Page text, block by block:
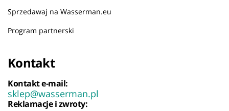
Sprzedawaj na Wasserman.eu
Program partnerski
Kontakt
Kontakt e-mail:
sklep@wasserman.pl
Reklamacje i zwroty: